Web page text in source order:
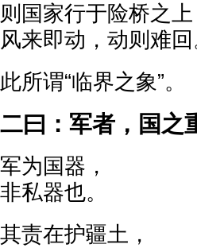
则国家行于险桥之上
风来即动，动则难回
此所谓“临界之象”。
二曰：军者，国之
军为国器，
非私器也。
其责在护疆土，